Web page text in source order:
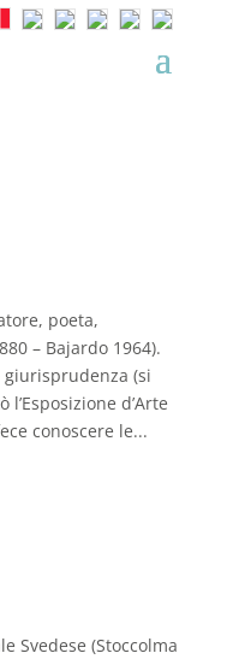
poeta,
– Bajardo 1964).
(si
l’Esposizione d’Arte
conoscere le...
Svedese (Stoccolma